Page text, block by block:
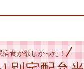
病食が欲しかった！